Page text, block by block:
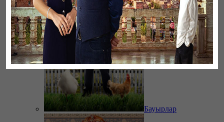
Бауырлар